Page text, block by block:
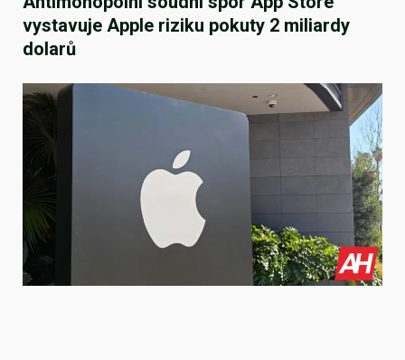
vystavuje Apple riziku pokuty 2 miliardy
dolarů